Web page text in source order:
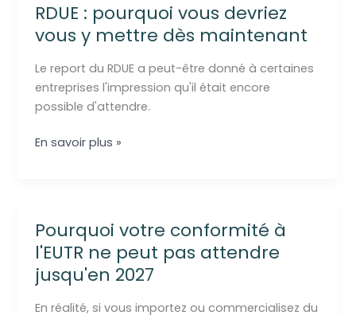
secteur
en
restructuration,
les
processus
deviennent
majeur
RDUE : pourquoi vous devriez
vous y mettre dès maintenant
Le report du RDUE a peut-être donné à certaines
entreprises l'impression qu'il était encore
possible d'attendre.
RDUE
vous
y
mettre
En savoir plus »
Pourquoi votre conformité à
l'EUTR ne peut pas attendre
jusqu'en 2027
En réalité, si vous importez ou commercialisez du